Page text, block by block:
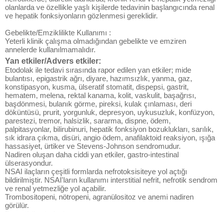
olanlarda ve özellikle yaşlı kişilerde tedavinin başlangıcında renal
ve hepatik fonksiyonların gözlenmesi gereklidir.
Gebelikte/Emziklilikte Kullanımı :
Yeterli klinik çalışma olmadığından gebelikte ve emziren
annelerde kullanılmamalıdır.
Yan etkiler/Advers etkiler:
Etodolak ile tedavi sırasında rapor edilen yan etkiler; mide
bulantısı, epigastrik ağrı, diyare, hazımsızlık, yanma, gaz,
konstipasyon, kusma, ülseratif stomatit, dispepsi, gastrit,
hematem, melena, rektal kanama, kolit, vaskulit, başağrısı,
başdönmesi, bulanık görme, pireksi, kulak çınlaması, deri
döküntüsü, prurit, yorgunluk, depresyon, uykusuzluk, konfüzyon,
parestezi, tremor, halsizlik, sararma, dispne, ödem,
palpitasyonlar, bilirubinuri, hepatik fonksiyon bozuklukları, sarılık,
sık idrara çıkma, disüri, angio ödem, anafilaktoid reaksiyon, ışığa
hassasiyet, ürtiker ve Stevens-Johnson sendromudur.
Nadiren oluşan daha ciddi yan etkiler, gastro-intestinal
ülserasyondur.
NSAI ilaçların çeşitli formlarda nefrotoksisiteye yol açtığı
bildirilmiştir. NSAI'ların kullanımı interstitial nefrit, nefrotik sendrom
ve renal yetmezliğe yol açabilir.
Trombositopeni, nötropeni, agranülositoz ve anemi nadiren
görülür.